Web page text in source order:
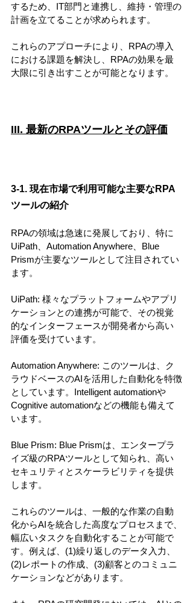
するため、IT部門と連携し、維持・管理の
計画を立てることが求められます。
これらのアプローチにより、RPAの導入
における課題を解決し、RPAの効果を最
大限に引き出すことが可能となります。
III. 最新のRPAツールとその評価
3-1. 現在市場で利用可能な主要なRPA
ツールの紹介
RPAの領域は急速に発展しており、特に
UiPath、Automation Anywhere、Blue
Prismが主要なツールとして注目されてい
ます。
UiPath: 様々なプラットフォームやアプリ
ケーションとの連携が可能で、その視覚
的なインターフェースが開発者から高い
評価を受けています。
Automation Anywhere: このツールは、ク
ラウドベースのAIを活用した自動化を特徴
としています。Intelligent automationや
Cognitive automationなどの機能も備えて
います。
Blue Prism: Blue Prismは、エンタープラ
イズ級のRPAツールとして知られ、高い
セキュリティとスケーラビリティを提供
します。
これらのツールは、一般的な作業の自動
化からAIを統合した高度なプロセスまで、
幅広いタスクを自動化することが可能で
す。例えば、(1)繰り返しのデータ入力、
(2)レポートの作成、(3)顧客とのコミュニ
ケーションなどがあります。